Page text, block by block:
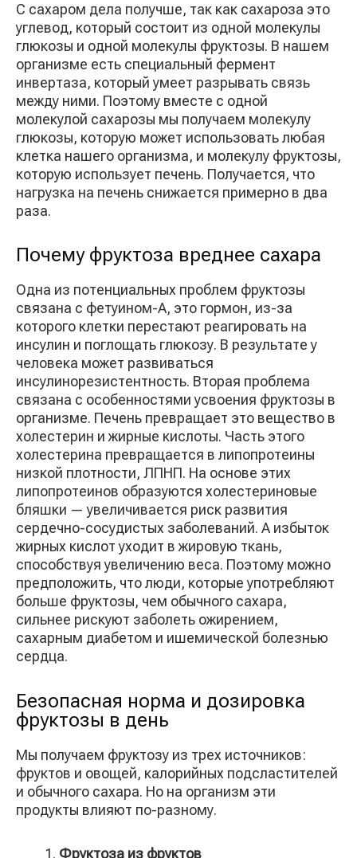
С сахаром дела получше, так как сахароза это
углевод, который состоит из одной молекулы
глюкозы и одной молекулы фруктозы. В нашем
организме есть специальный фермент
инвертаза, который умеет разрывать связь
между ними. Поэтому вместе с одной
молекулой сахарозы мы получаем молекулу
глюкозы, которую может использовать любая
клетка нашего организма, и молекулу фруктозы,
которую использует печень. Получается, что
нагрузка на печень снижается примерно в два
раза.
Почему фруктоза вреднее сахара
Одна из потенциальных проблем фруктозы
связана с фетуином-А, это гормон, из-за
которого клетки перестают реагировать на
инсулин и поглощать глюкозу. В результате у
человека может развиваться
инсулинорезистентность. Вторая проблема
связана с особенностями усвоения фруктозы в
организме. Печень превращает это вещество в
холестерин и жирные кислоты. Часть этого
холестерина превращается в липопротеины
низкой плотности, ЛПНП. На основе этих
липопротеинов образуются холестериновые
бляшки — увеличивается риск развития
сердечно-сосудистых заболеваний. А избыток
жирных кислот уходит в жировую ткань,
способствуя увеличению веса. Поэтому можно
предположить, что люди, которые употребляют
больше фруктозы, чем обычного сахара,
сильнее рискуют заболеть ожирением,
сахарным диабетом и ишемической болезнью
сердца.
Безопасная норма и дозировка
фруктозы в день
Мы получаем фруктозу из трех источников:
фруктов и овощей, калорийных подсластителей
и обычного сахара. Но на организм эти
продукты влияют по-разному.
Фруктоза из фруктов